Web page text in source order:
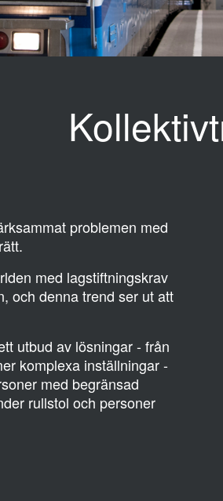
problemen med
med lagstiftningskrav
och denna trend ser ut att
utbud av lösningar - från
komplexa inställningar -
med begränsad
rullstol och personer